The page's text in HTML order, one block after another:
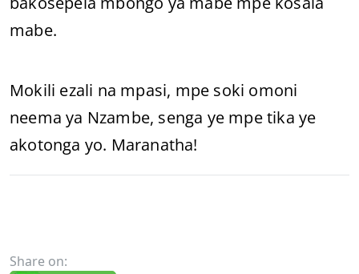
mabe.
Mokili ezali na mpasi, mpe soki omoni
neema ya Nzambe, senga ye mpe tika ye
akotonga yo. Maranatha!
Share on: